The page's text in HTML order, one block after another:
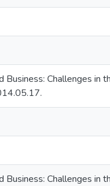
Challenges in
Challenges in